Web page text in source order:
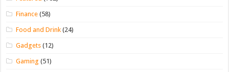
Finance (58)
Food and Drink (24)
Gadgets (12)
Gaming (51)